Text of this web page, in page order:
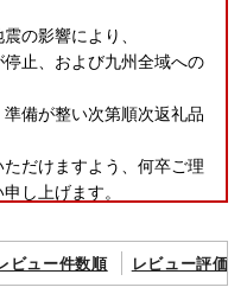
の影響により、
止、および九州全域への
備が整い次第順次返礼品
だけますよう、何卒ご理
し上げます。
ビュー件数順 レビュー評価順